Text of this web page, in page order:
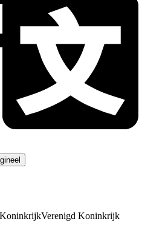
Verenigd Koninkrijk